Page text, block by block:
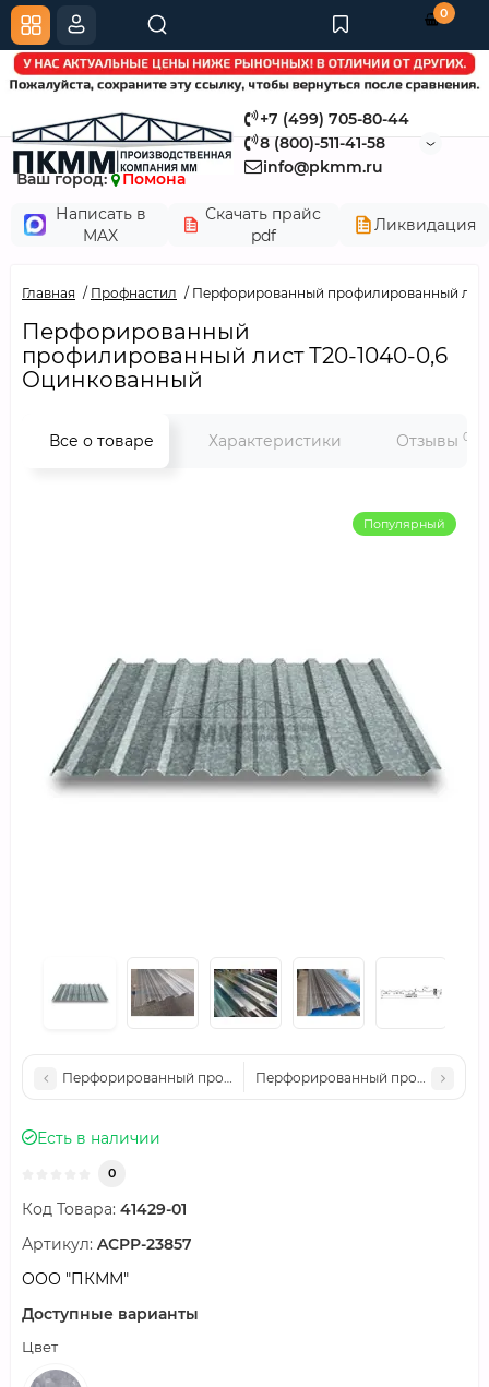
+7 (499) 705-80-44
8 (800)-511-41-58
info@pkmm.ru
Ваш город:
Помона
Написать в
MAX
Скачать прайс
pdf
Ликвидация
0
Главная Профнастил Перфорированный профилированный
Перфорированный
профилированный лист Т20-1040-0,6
Оцинкованный
Все о товаре Характеристики Отзывы 0
Популярный
Перфорированный профилированный лист Т20-1040-0,55
Перфорированный
Есть в наличии
0
Код Товара: 41429-01
Артикул: ACPP-23857
ООО "ПКММ"
Доступные варианты
Цвет